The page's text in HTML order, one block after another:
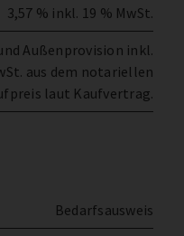
3,57 % inkl. 19 % MwSt.
Außenprovision inkl.
aus dem notariellen
laut Kaufvertrag.
Bedarfsausweis